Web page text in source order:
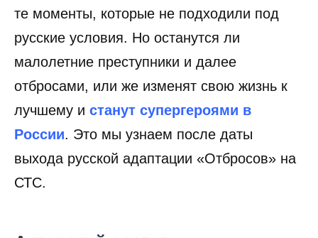
те моменты, которые не подходили под
русские условия. Но останутся ли
малолетние преступники и далее
отбросами, или же изменят свою жизнь к
лучшему и станут супергероями в
России. Это мы узнаем после даты
выхода русской адаптации «Отбросов» на
СТС.